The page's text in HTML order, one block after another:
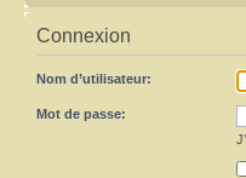
Connexion
Nom d’utilisateur:
Mot de passe: